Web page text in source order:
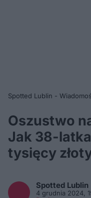
Spotted Lublin -
Oszustwo
Jak 38-
tysięcy
Spotted Lublin
4 grudnia 2024,